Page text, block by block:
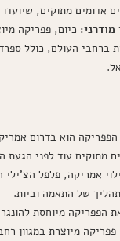
אדומים מתוקים, שיועדו
מודרני: כיום, פפריקה
ברחבי העולם, כולל
הפפריקה הוא בדרום
מתוקים עוד לפני הגעת
אמריקה, פלפל
של התאמה וביות.
הפפריקה מיוחסת
פפריקה מיוצרת במגוון